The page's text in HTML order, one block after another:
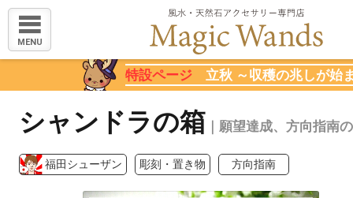
MENU
特設ページ立秋 ～収穫の兆しが始
シャンドラの箱 ｜願望達成、方向指南
福田シューザン 彫刻・置き物 方向指南